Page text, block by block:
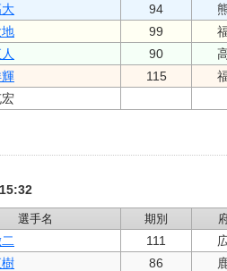
94
99
90
115
15:32
選手名 期別
111
樹 86